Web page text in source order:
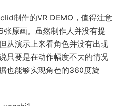
制作的VR DEMO，值得注意
原画。虽然制作人并没有提
从演示上来看角色并没有出现
只要是在动作幅度不大的情况
也能够实现角色的360度旋